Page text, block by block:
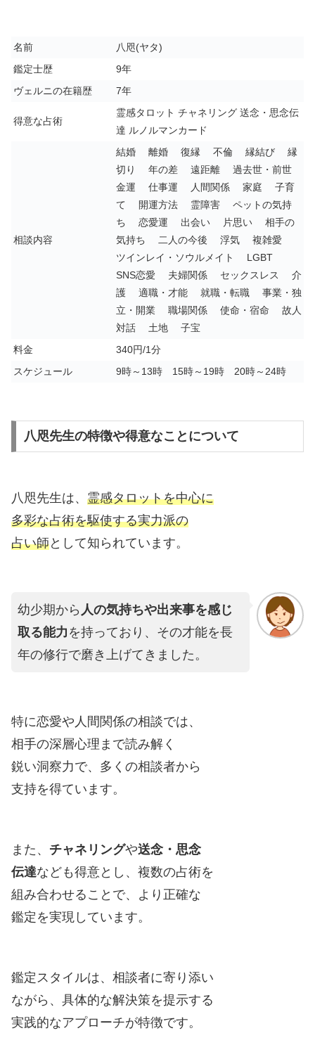
名前
八咫(ヤタ)
鑑定士歴
9年
ヴェルニの在籍歴
7年
得意な占術
霊感タロット チャネリング 送念・思念伝
達 ルノルマンカード
相談内容
結婚 離婚 復縁 不倫 縁結び 縁
切り 年の差 遠距離 過去世・前世
金運 仕事運 人間関係 家庭 子育
て 開運方法 霊障害 ペットの気持
ち 恋愛運 出会い 片思い 相手の
気持ち 二人の今後 浮気 複雑愛
ツインレイ・ソウルメイト LGBT
SNS恋愛 夫婦関係 セックスレス 介
護 適職・才能 就職・転職 事業・独
立・開業 職場関係 使命・宿命 故人
対話 土地 子宝
料金
340円/1分
スケジュール
9時～13時 15時～19時 20時～24時
八咫先生の特徴や得意なことについて
八咫先生は、 霊感タロットを中心に
多彩な占術を駆使する実力派の
占い師として知られています。
幼少期から 人の気持ちや出来事を感じ
取る能力 を持っており、その才能を長
年の修行で磨き上げてきました。
特に恋愛や人間関係の相談では、
相手の深層心理まで読み解く
鋭い洞察力で、多くの相談者から
支持を得ています。
また、 チャネリングや送念・思念
伝達なども得意とし、複数の占術を
組み合わせることで、より正確な
鑑定を実現しています。
鑑定スタイルは、相談者に寄り添い
ながら、具体的な解決策を提示する
実践的なアプローチが特徴です。